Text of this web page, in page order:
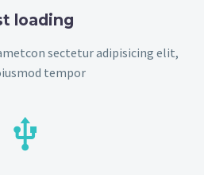
loading
sectetur adipisicing elit,
tempor

